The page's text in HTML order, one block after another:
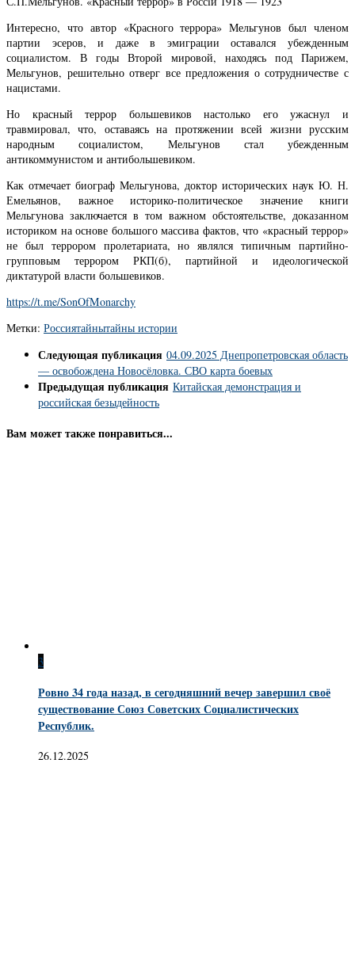
Интересно, что автор «Красного террора» Мельгунов был членом
партии эсеров, и даже в эмиграции оставался убежденным
социалистом. В годы Второй мировой, находясь под Парижем,
Мельгунов, решительно отверг все предложения о сотрудничестве с
нацистами.
Но красный террор большевиков настолько его ужаснул и
травмировал, что, оставаясь на протяжении всей жизни русским
народным социалистом, Мельгунов стал убежденным
антикоммунистом и антибольшевиком.
Как отмечает биограф Мельгунова, доктор исторических наук Ю. Н.
Емельянов, важное историко-политическое значение книги
Мельгунова заключается в том важном обстоятельстве, доказанном
историком на основе большого массива фактов, что «красный террор»
не был террором пролетариата, но являлся типичным партийно-
групповым террором РКП(б), партийной и идеологической
диктатурой власти большевиков.
https://t.me/SonOfMonarchy
Метки: Россиятайнытайны истории
Следующая публикация 04.09.2025 Днепропетровская область
— освобождена Новосёловка. СВО карта боевых
Предыдущая публикация Китайская демонстрация и
российская безыдейность
Вам может также понравиться...
3
Ровно 34 года назад, в сегодняшний вечер завершил своё
существование Союз Советских Социалистических
Республик.
26.12.2025